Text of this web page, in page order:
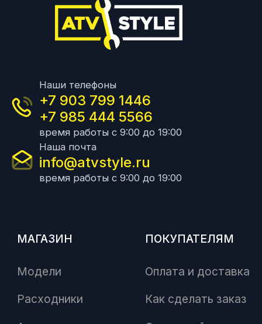
Наши телефоны
+7 903 799 1446
+7 985 444 5566
время работы с 9:00 до 19:00
Наша почта
info@atvstyle.ru
время работы с 9:00 до 19:00
МАГАЗИН
Модели
Расходники
ПОКУПАТЕЛЯМ
Оплата и доставка
Как сделать заказ